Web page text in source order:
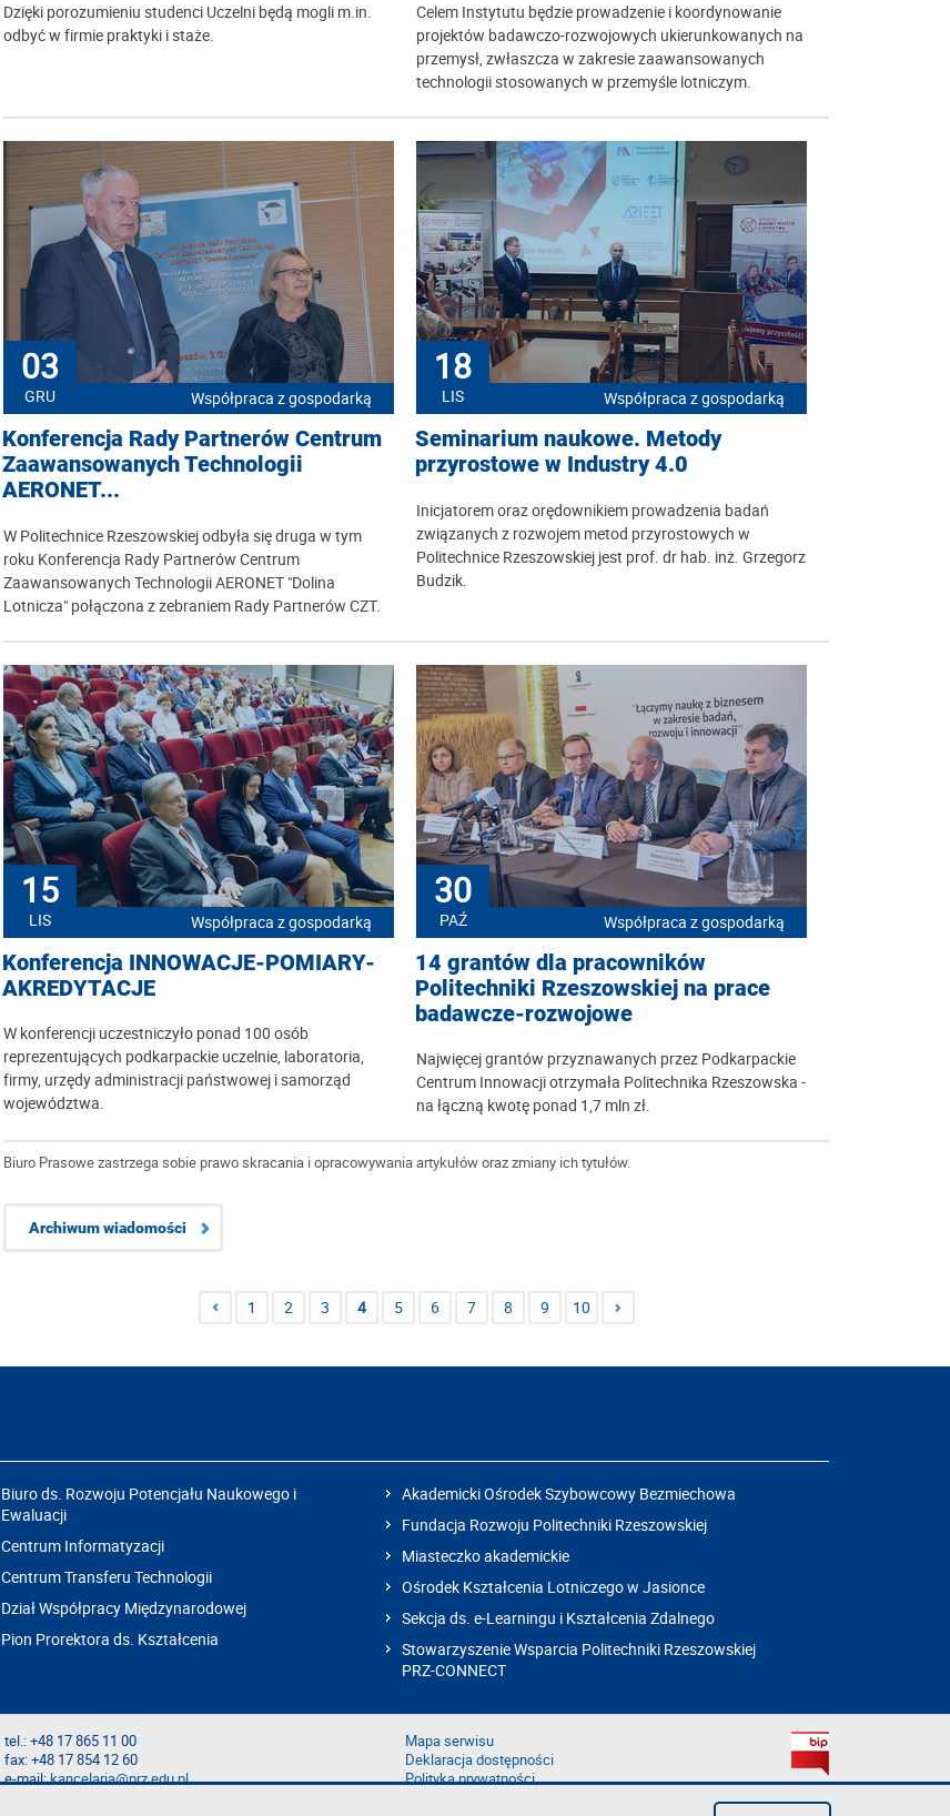
Dzięki porozumieniu studenci Uczelni będą mogli m.in.
odbyć w firmie praktyki i staże.
Celem Instytutu będzie prowadzenie i koordynowanie
projektów badawczo-rozwojowych ukierunkowanych na
przemysł, zwłaszcza w zakresie zaawansowanych
technologii stosowanych w przemyśle lotniczym.
03
GRU Współpraca z gospodarką
Konferencja Rady Partnerów Centrum
Zaawansowanych Technologii
AERONET...
W Politechnice Rzeszowskiej odbyła się druga w tym
roku Konferencja Rady Partnerów Centrum
Zaawansowanych Technologii AERONET "Dolina
Lotnicza" połączona z zebraniem Rady Partnerów CZT.
18
LIS Współpraca z gospodarką
Seminarium naukowe. Metody
przyrostowe w Industry 4.0
Inicjatorem oraz orędownikiem prowadzenia badań
związanych z rozwojem metod przyrostowych w
Politechnice Rzeszowskiej jest prof. dr hab. inż. Grzegorz
Budzik.
15
LIS Współpraca z gospodarką
Konferencja INNOWACJE-POMIARY-
AKREDYTACJE
W konferencji uczestniczyło ponad 100 osób
reprezentujących podkarpackie uczelnie, laboratoria,
firmy, urzędy administracji państwowej i samorząd
województwa.
30
PAŹ Współpraca z gospodarką
14 grantów dla pracowników
Politechniki Rzeszowskiej na prace
badawcze-rozwojowe
Najwięcej grantów przyznawanych przez Podkarpackie
Centrum Innowacji otrzymała Politechnika Rzeszowska -
na łączną kwotę ponad 1,7 mln zł.
Biuro Prasowe zastrzega sobie prawo skracania i opracowywania artykułów oraz zmiany ich tytułów.
Archiwum wiadomości
1 2 3 4 5 6 7 8 9 10
Biuro ds. Rozwoju Potencjału Naukowego i
Ewaluacji
Centrum Informatyzacji
Centrum Transferu Technologii
Dział Współpracy Międzynarodowej
Pion Prorektora ds. Kształcenia
Akademicki Ośrodek Szybowcowy Bezmiechowa
Fundacja Rozwoju Politechniki Rzeszowskiej
Miasteczko akademickie
Ośrodek Kształcenia Lotniczego w Jasionce
Sekcja ds. e-Learningu i Kształcenia Zdalnego
Stowarzyszenie Wsparcia Politechniki Rzeszowskiej
PRZ-CONNECT
tel.: +48 17 865 11 00
fax: +48 17 854 12 60
e-mail:kancelaria@prz.edu.pl
Mapa serwisu
Deklaracja dostępności
Polityka prywatności